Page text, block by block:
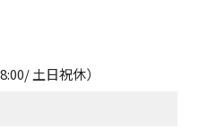
土日祝休）